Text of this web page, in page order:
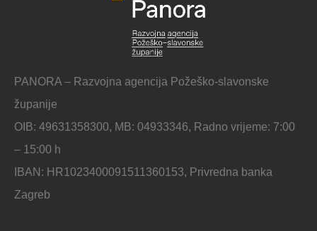
PANORA – Razvojna agencija Požeško-slavonske
županije
OIB: 49631358300, MB: 04933346, Radno vrijeme: 7:00
– 15:00 h
IBAN: HR1023400091511360153, Privredna banka
Zagreb